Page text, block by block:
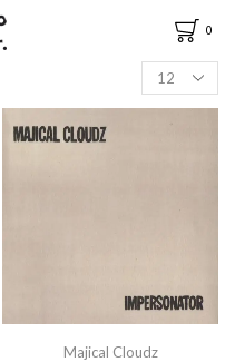
0
Majical Cloudz